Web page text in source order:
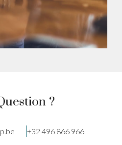
?
+32 496 866 966